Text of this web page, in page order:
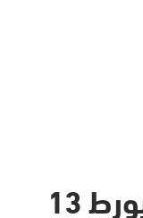
“العرضيين” في تازة يورط 13